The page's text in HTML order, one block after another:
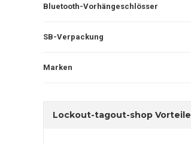
Bluetooth-Vorhängeschlösser
SB-Verpackung
Marken
Lockout-tagout-shop Vorteile